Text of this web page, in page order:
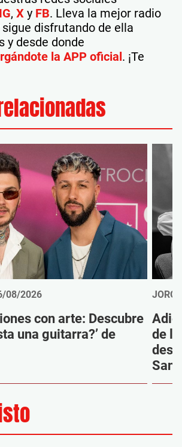
IG, X y FB. Lleva la mejor radio
disfrutando de ella
y desde donde
la APP oficial. ¡Te
08/2026
con arte: Descubre
una guitarra?’ de
de
Sanz